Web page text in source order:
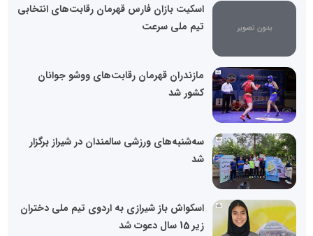
اسکیت بازان فارس قهرمان رقابت‌های انتخابی
تیم ملی سرعت
مازندران قهرمان رقابت‌های ووشو جوانان
کشور شد
سه‌شنبه‌های ورزشی سالمندان در شیراز برگزار
شد
اسکواش باز شیرازی به اردوی تیم ملی دختران
زیر 15 سال دعوت شد